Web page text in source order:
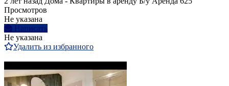
Просмотров
Не указана
Написать
Не указана
Удалить из избранного